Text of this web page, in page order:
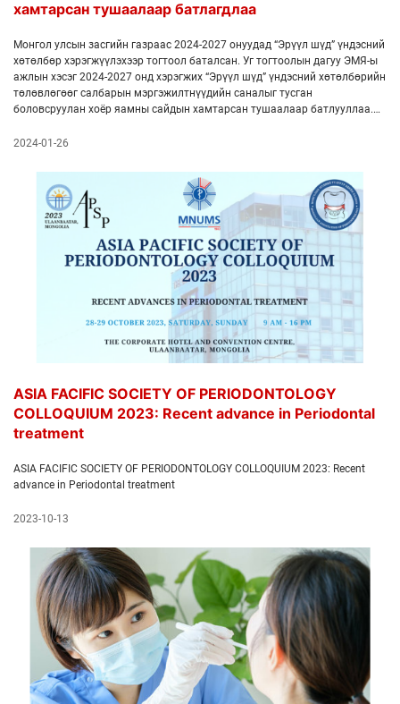
хамтарсан тушаалаар батлагдлаа
Монгол улсын засгийн газраас 2024-2027 онуудад “Эрүүл шүд” үндэсний
хөтөлбөр хэрэгжүүлэхээр тогтоол баталсан. Уг тогтоолын дагуу ЭМЯ-ы
ажлын хэсэг 2024-2027 онд хэрэгжих “Эрүүл шүд” үндэсний хөтөлбөрийн
төлөвлөгөөг салбарын мэргэжилтнүүдийн саналыг тусган
боловсруулан хоёр яамны сайдын хамтарсан тушаалаар батлууллаа.
эрсдэлт хүчин зүйлсийг бууруулан, урьдчилан сэргийлэлт, эрүүл
бууруулахад оршино.
2024-01-26
ASIA FACIFIC SOCIETY OF PERIODONTOLOGY
COLLOQUIUM 2023: Recent advance in Periodontal
treatment
ASIA FACIFIC SOCIETY OF PERIODONTOLOGY COLLOQUIUM 2023: Recent
advance in Periodontal treatment
2023-10-13